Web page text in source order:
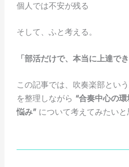
個人では不安が残る
そして、ふと考える。
「部活だけで、本当に上達で
この記事では、吹奏楽部とい
を整理しながら “合奏中心の
悩み”について考えてみたいと